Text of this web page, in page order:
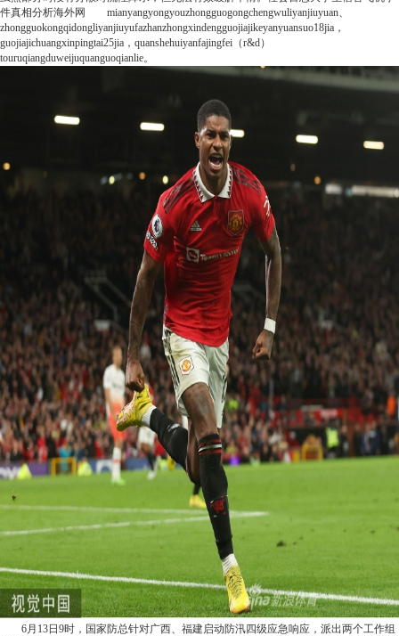
件真相分析海外网 mianyangyongyouzhongguogongchengwuliyanjiuyuan、
zhongguokongqidongliyanjiuyufazhanzhongxindengguojiajikeyanyuansuo18jia，
guojiajichuangxinpingtai25jia，quanshehuiyanfajingfei（r&d）
touruqiangduweijuquanguoqianlie。
6月13日9时，国家防总针对广西、福建启动防汛四级应急响应，派出两个工作组